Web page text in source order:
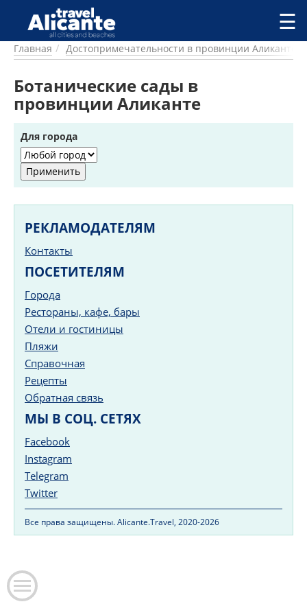
Перейти к основному содержанию
ГОРОДА
ПИТАНИЕ
ПРОЖИВАНИЕ
ПЛЯЖИ
ДОСТОПРИМЕЧАТЕЛЬНОСТИ
КЕМПИНГ
КОМАРКИ (РАЙОНЫ)
ПРЕДЛОЖЕНИЯ
СТАТЬИ
УСЛУГИ
☰
Главная Достопримечательности в провинции Аликанте
Ботанические сады в
провинции Аликанте
Для города
РЕКЛАМОДАТЕЛЯМ
Контакты
ПОСЕТИТЕЛЯМ
Города
Рестораны, кафе, бары
Отели и гостиницы
Пляжи
Справочная
Рецепты
Обратная связь
МЫ В СОЦ. СЕТЯХ
Facebook
Instagram
Telegram
Twitter
Все права защищены. Alicante.Travel, 2020-2026